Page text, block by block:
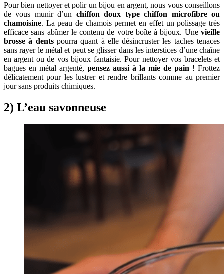
Pour bien nettoyer et polir un bijou en argent, nous vous conseillons
de vous munir d’un chiffon doux type chiffon microfibre ou
chamoisine. La peau de chamois permet en effet un polissage très
efficace sans abîmer le contenu de votre boîte à bijoux. Une vieille
brosse à dentspourra quant à elle désincruster les taches tenaces
sans rayer le métal et peut se glisser dans les interstices d’une chaîne
en argent ou de vos bijoux fantaisie. Pour nettoyer vos bracelets et
bagues en métal argenté, pensez aussi à la mie de pain ! Frottez
délicatement pour les lustrer et rendre brillants comme au premier
jour sans produits chimiques.
2) L’eau savonneuse